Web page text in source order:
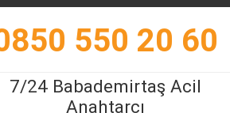
550 20 60
7/24 Babademirtaş Acil
Anahtarcı